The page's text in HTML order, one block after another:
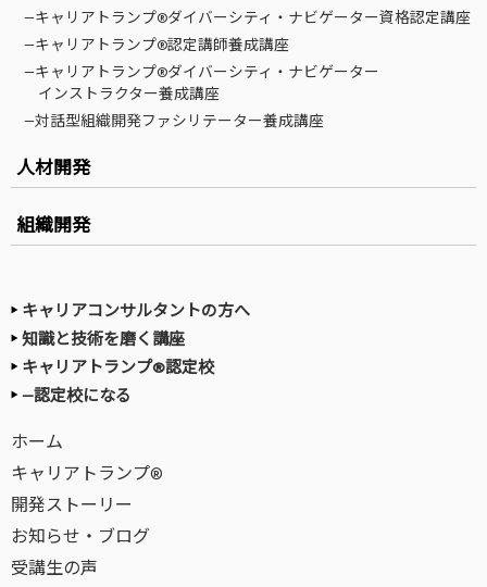
—キャリアトランプ®ダイバーシティ・ナビゲーター資格認定講座
—キャリアトランプ®認定講師養成講座
—キャリアトランプ®ダイバーシティ・ナビゲーター
インストラクター養成講座
—対話型組織開発ファシリテーター養成講座
人材開発
組織開発
キャリアコンサルタントの方へ
知識と技術を磨く講座
キャリアトランプ®認定校
—認定校になる
ホーム
キャリアトランプ®
開発ストーリー
お知らせ・ブログ
受講生の声